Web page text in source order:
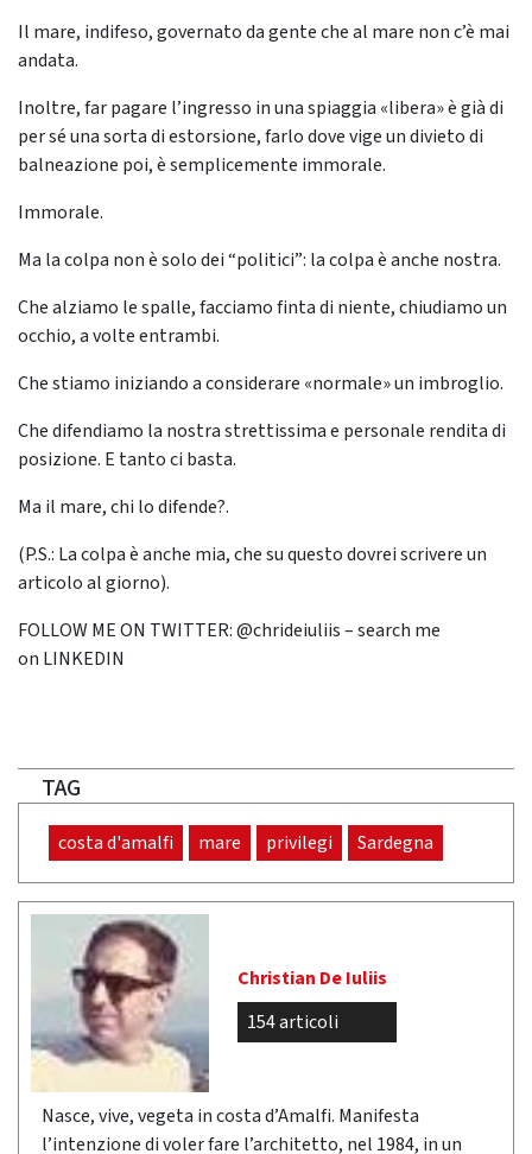
Il mare, indifeso, governato da gente che al mare non c’è mai
andata.
Inoltre, far pagare l’ingresso in una spiaggia «libera» è già di
per sé una sorta di estorsione, farlo dove vige un divieto di
balneazione poi, è semplicemente immorale.
Immorale.
Ma la colpa non è solo dei “politici”: la colpa è anche nostra.
Che alziamo le spalle, facciamo finta di niente, chiudiamo un
occhio, a volte entrambi.
Che stiamo iniziando a considerare «normale» un imbroglio.
Che difendiamo la nostra strettissima e personale rendita di
posizione. E tanto ci basta.
Ma il mare, chi lo difende?.
(P.S.: La colpa è anche mia, che su questo dovrei scrivere un
articolo al giorno).
FOLLOW ME ON TWITTER: @chrideiuliis – search me
on LINKEDIN
TAG
costa d'amalfi mare privilegi Sardegna
Christian De Iuliis
154 articoli
Nasce, vive, vegeta in costa d’Amalfi. Manifesta
l’intenzione di voler fare l’architetto, nel 1984, in un